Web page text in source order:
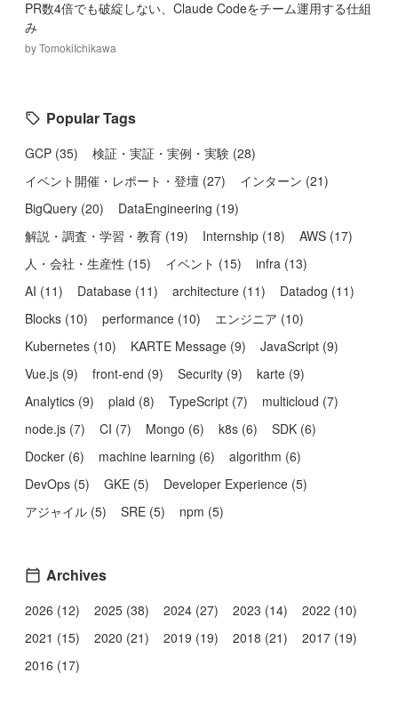
PR数4倍でも破綻しない、Claude Codeをチーム運用する仕組
み
byTomokiIchikawa
Popular Tags
GCP (35) 検証・実証・実例・実験 (28)
イベント開催・レポート・登壇 (27) インターン (21)
BigQuery (20) DataEngineering (19)
解説・調査・学習・教育 (19) Internship (18) AWS (17)
人・会社・生産性 (15) イベント (15) infra (13)
AI (11) Database (11) architecture (11) Datadog (11)
Blocks (10) performance (10) エンジニア (10)
Kubernetes (10) KARTE Message (9) JavaScript (9)
Vue.js (9) front-end (9) Security (9) karte (9)
Analytics (9) plaid (8) TypeScript (7) multicloud (7)
node.js (7) CI (7) Mongo (6) k8s (6) SDK (6)
Docker (6) machine learning (6) algorithm (6)
DevOps (5) GKE (5) Developer Experience (5)
アジャイル (5) SRE (5) npm (5)
Archives
2026 (12) 2025 (38) 2024 (27) 2023 (14)
2022 (10)
2021 (15)
2020 (21) 2019 (19) 2018 (21)
2017 (19)
2016 (17)